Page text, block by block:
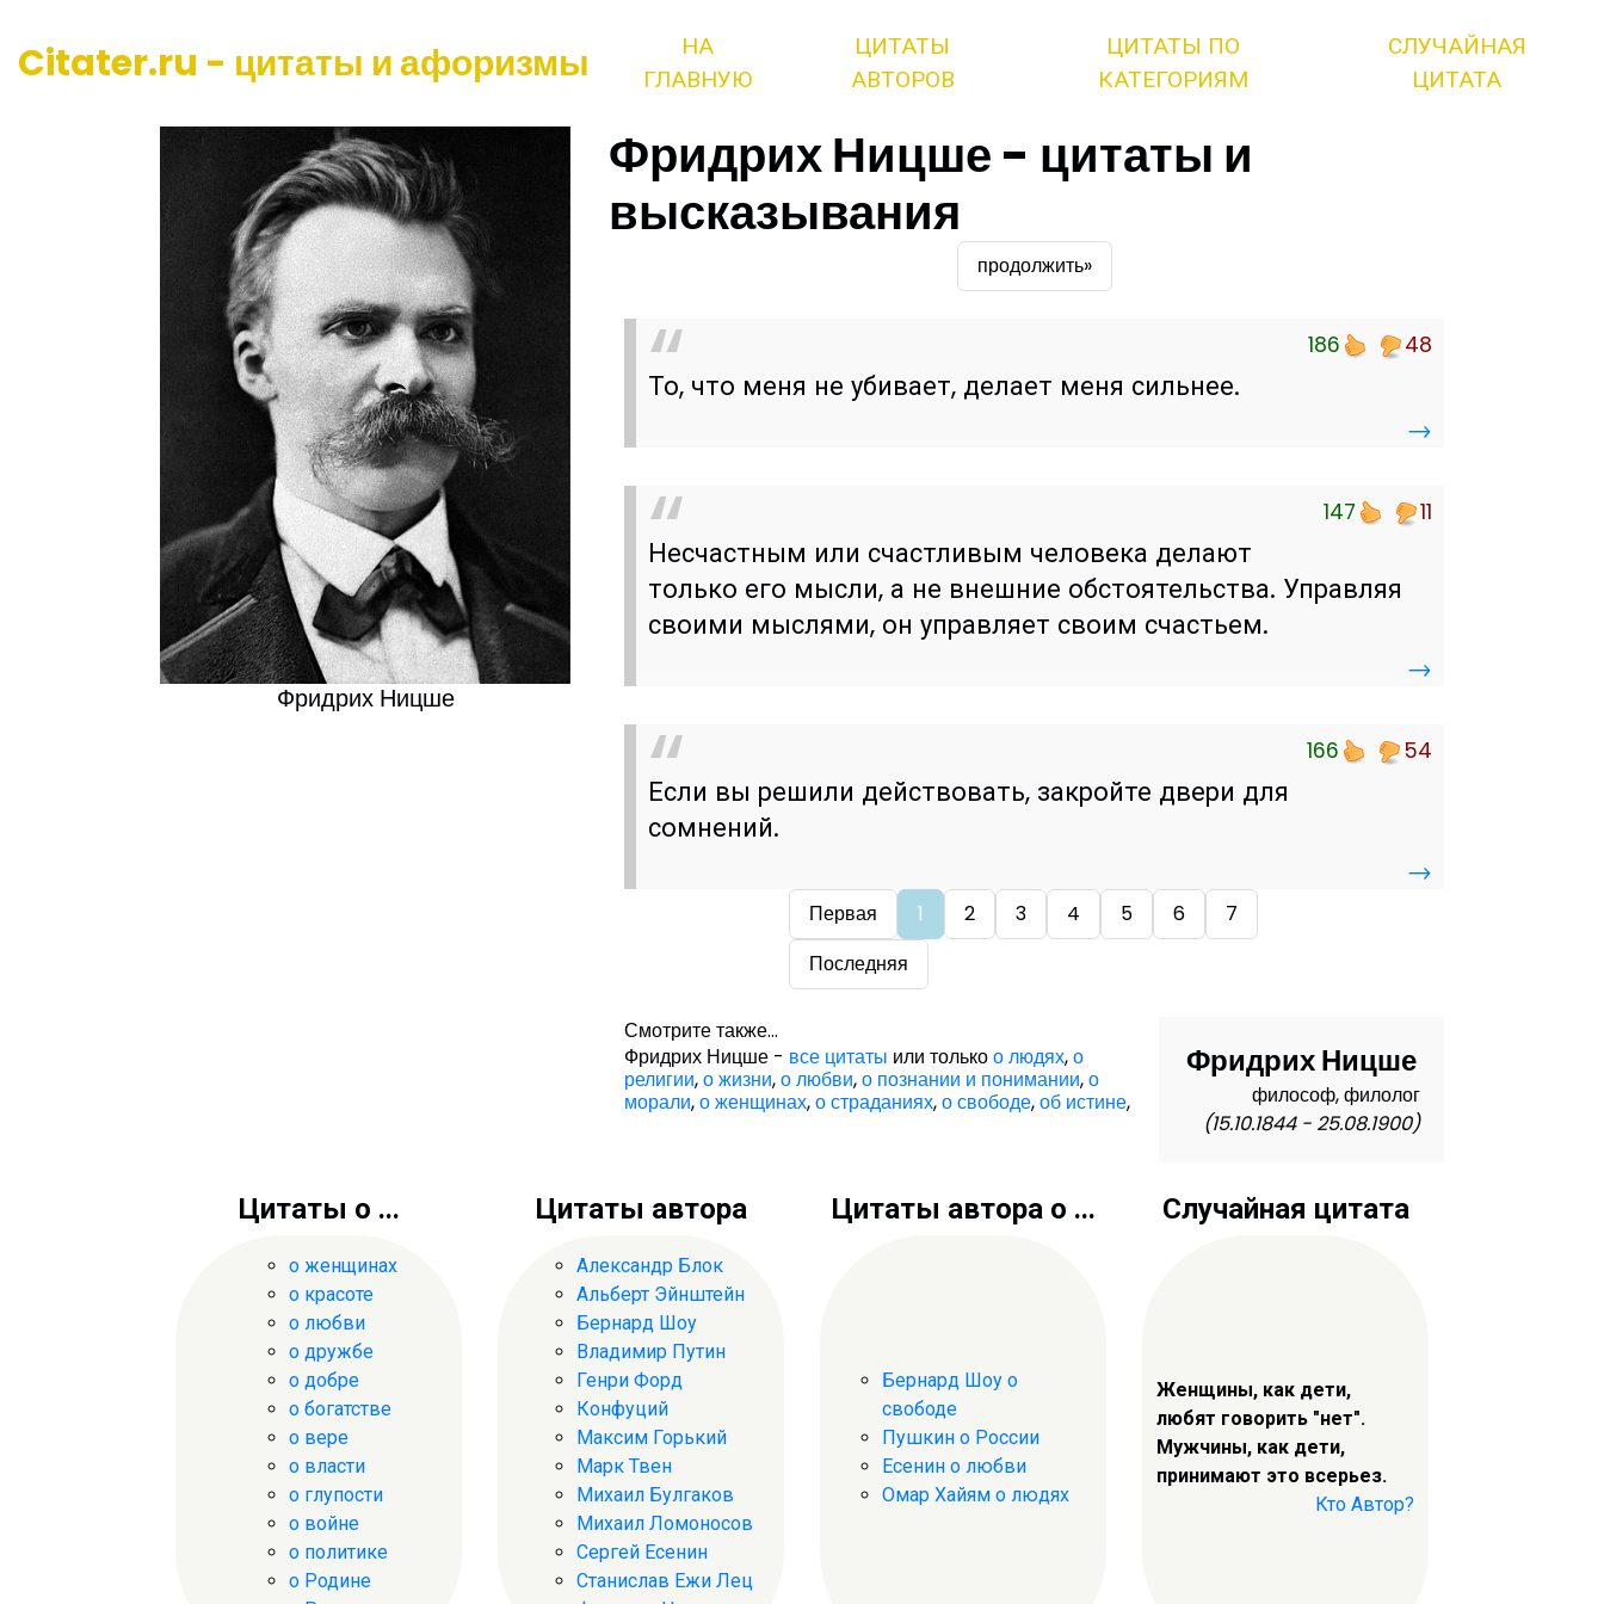
Citater.ru - цитаты и афоризмы
НА
ГЛАВНУЮ
ЦИТАТЫ
АВТОРОВ
ЦИТАТЫ ПО
КАТЕГОРИЯМ
СЛУЧАЙНАЯ
ЦИТАТА
Фридрих Ницше
Фридрих Ницше - цитаты и
высказывания
продолжить»
186 48
То, что меня не убивает, делает меня сильнее.
→
147 11
Несчастным или счастливым человека делают
только его мысли, а не внешние обстоятельства. Управляя
своими мыслями, он управляет своим счастьем.
→
166 54
Если вы решили действовать, закройте двери для
сомнений.
→
Первая 1 2 3 4 5 6
7
Последняя
Фридрих Ницше
философ, филолог
(15.10.1844 - 25.08.1900)
Смотрите также...
Фридрих Ницше - все цитаты или толькоо людях,о
религии,о жизни,о любви,о познании и понимании,о
морали,о женщинах,о страданиях,о свободе,об истине,
Цитаты о ...
о женщинах
о красоте
о любви
о дружбе
о добре
о богатстве
о вере
о власти
о глупости
о войне
о политике
о Родине
Цитаты автора
Александр Блок
Альберт Эйнштейн
Бернард Шоу
Владимир Путин
Генри Форд
Конфуций
Максим Горький
Марк Твен
Михаил Булгаков
Михаил Ломоносов
Сергей Есенин
Станислав Ежи Лец
Цитаты автора о ...
Бернард Шоу о
свободе
Пушкин о России
Есенин о любви
Омар Хайям о людях
Случайная цитата
Женщины, как дети,
любят говорить "нет".
Мужчины, как дети,
принимают это всерьез.
Кто Автор?